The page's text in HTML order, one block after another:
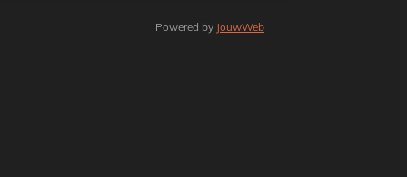
Powered by JouwWeb